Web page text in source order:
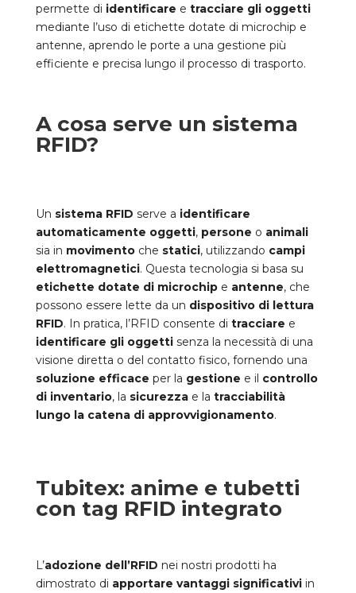
permette di identificare e tracciare gli oggetti
mediante l’uso di etichette dotate di microchip e
antenne, aprendo le porte a una gestione più
efficiente e precisa lungo il processo di trasporto.
A cosa serve un sistema
RFID?
Un sistema RFID serve a identificare
automaticamente oggetti, persone o animali
sia in movimento che statici, utilizzando campi
elettromagnetici. Questa tecnologia si basa su
etichette dotate di microchipe antenne, che
possono essere lette da un dispositivo di lettura
RFID. In pratica, l’RFID consente di tracciare e
identificare gli oggetti senza la necessità di una
visione diretta o del contatto fisico, fornendo una
soluzione efficace per la gestione e il controllo
di inventario, la sicurezzae la tracciabilità
lungo la catena di approvvigionamento.
Tubitex: anime e tubetti
con tag RFID integrato
L’adozione dell’RFID nei nostri prodotti ha
dimostrato di apportare vantaggi significativiin